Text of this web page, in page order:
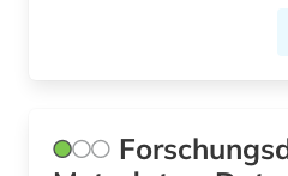
zentralasien (3)